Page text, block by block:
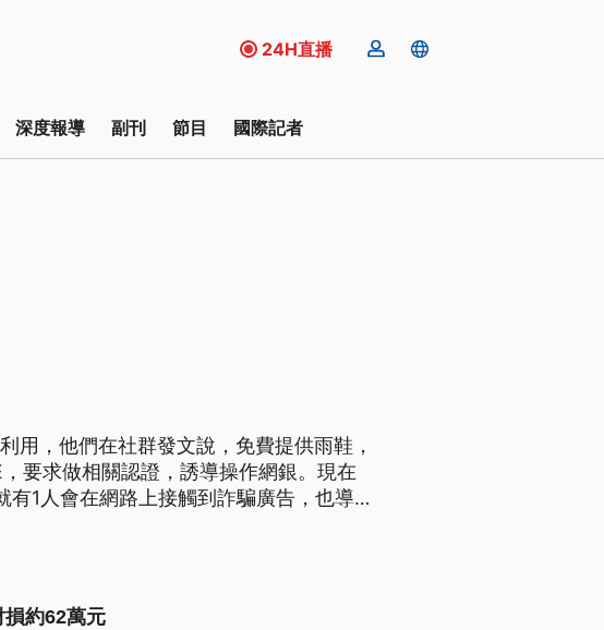
24H直播
深度報導 副刊 節目 國際記者
用，他們在社群發文說，免費提供雨鞋，
要求做相關認證，誘導操作網銀。現在
1人會在網路上接觸到詐騙廣告，也導
約62萬元